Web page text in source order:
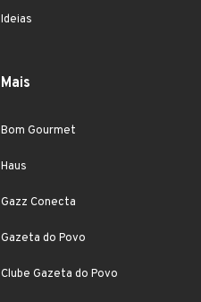
Ideias
Mais
Bom Gourmet
Haus
Gazz Conecta
Gazeta do Povo
Clube Gazeta do Povo